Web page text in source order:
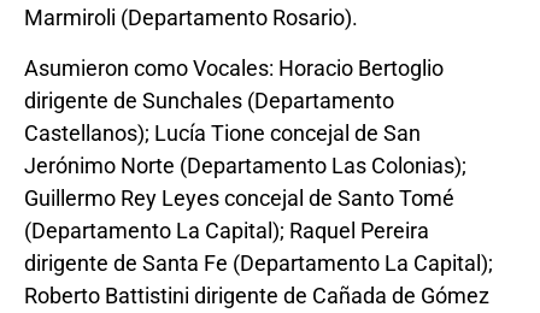
Marmiroli (Departamento Rosario).
Asumieron como Vocales: Horacio Bertoglio
dirigente de Sunchales (Departamento
Castellanos); Lucía Tione concejal de San
Jerónimo Norte (Departamento Las Colonias);
Guillermo Rey Leyes concejal de Santo Tomé
(Departamento La Capital); Raquel Pereira
dirigente de Santa Fe (Departamento La Capital);
Roberto Battistini dirigente de Cañada de Gómez